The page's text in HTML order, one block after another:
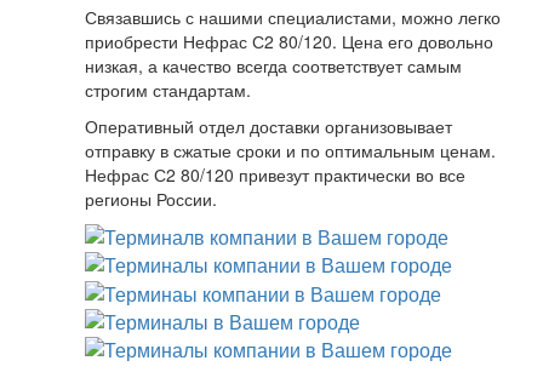
Связавшись с нашими специалистами, можно легко
приобрести Нефрас С2 80/120. Цена его довольно
низкая, а качество всегда соответствует самым
строгим стандартам.
Оперативный отдел доставки организовывает
отправку в сжатые сроки и по оптимальным ценам.
Нефрас С2 80/120 привезут практически во все
регионы России.